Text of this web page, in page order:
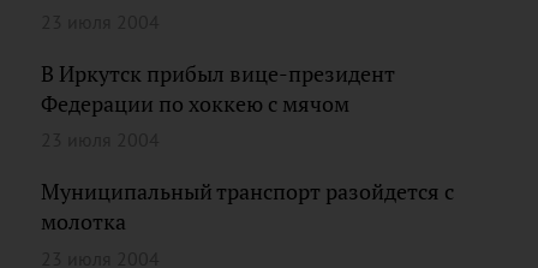
В Иркутск прибыл вице-президент
Федерации по хоккею с мячом
Муниципальный транспорт разойдется с
молотка